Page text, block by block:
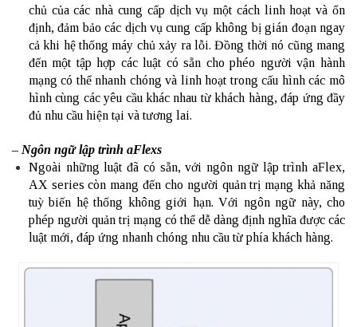
chủ của các nhà cung cấp dịch vụ một cách linh hoạt và ổn
định, đảm bảo các dịch vụ cung cấp không bị gián đoạn ngay
cả khi hệ thống máy chủ xảy ra lỗi. Đồng thời nó cũng mang
đến một tập hợp các luật có sẵn cho phéo người vận hành
mạng có thể nhanh chóng và linh hoạt trong cấu hình các mô
hình cùng các yêu cầu khác nhau từ khách hàng, đáp ứng đầy
đủ nhu cầu hiện tại và tương lai.
– Ngôn ngữ lập trình aFlexs
Ngoài những luật đã có sẵn, với ngôn ngữ lập trình aFlex,
AX series còn mang đến cho người quản trị mạng khả năng
tuỳ biến hệ thống không giới hạn. Với ngôn ngữ này, cho
phép người quản trị mạng có thể dễ dàng định nghĩa được các
luật mới, đáp ứng nhanh chóng nhu cầu từ phía khách hàng.